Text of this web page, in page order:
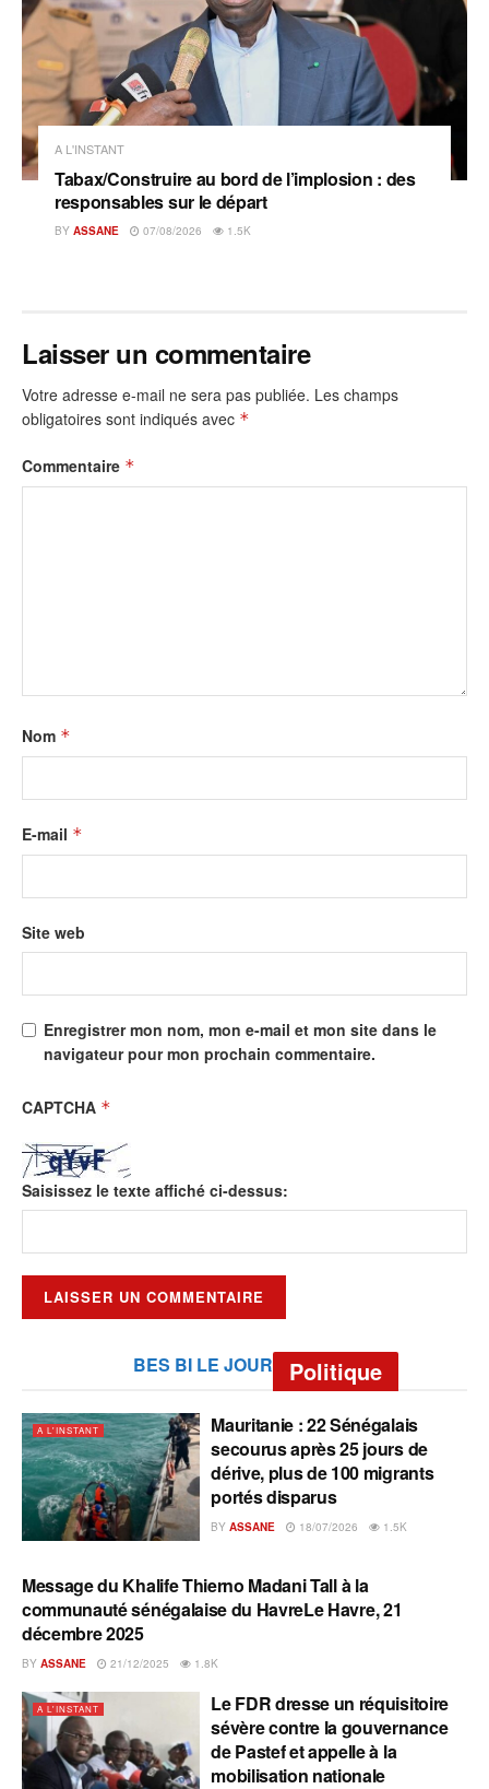
A L'INSTANT
Tabax/Construire au bord de l’implosion : des
responsables sur le départ
BY ASSANE 07/08/2026 1.5K
Laisser un commentaire
Votre adresse e-mail ne sera pas publiée. Les champs
obligatoires sont indiqués avec *
Commentaire *
Nom *
E-mail *
Site web
Enregistrer mon nom, mon e-mail et mon site dans le
navigateur pour mon prochain commentaire.
CAPTCHA *
Saisissez le texte affiché ci-dessus:
BES BI LE JOUR Politique
A L'INSTANT
Mauritanie : 22 Sénégalais
secourus après 25 jours de
dérive, plus de 100 migrants
portés disparus
BY ASSANE 18/07/2026 1.5K
A L'INSTANT
Message du Khalife Thierno Madani Tall à la
communauté sénégalaise du HavreLe Havre, 21
décembre 2025
BY ASSANE 21/12/2025 1.8K
A L'INSTANT
Le FDR dresse un réquisitoire
sévère contre la gouvernance
de Pastef et appelle à la
mobilisation nationale